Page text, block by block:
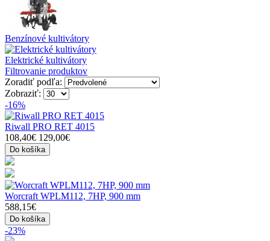
Benzínové kultivátory
Elektrické kultivátory
Filtrovanie produktov
Zoradiť podľa:
Zobraziť:
-16%
Riwall PRO RET 4015
108,40€ 129,00€
Do košíka
Worcraft WPLM112, 7HP, 900 mm
588,15€
Do košíka
-23%